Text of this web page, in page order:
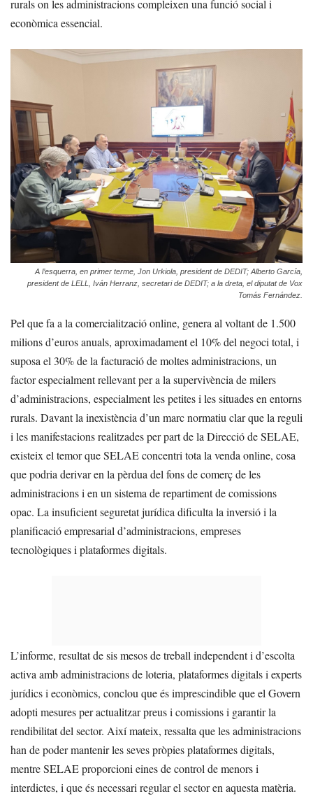
rurals on les administracions compleixen una funció social i
econòmica essencial.
A l’esquerra, en primer terme, Jon Urkiola, president de DEDIT; Alberto García,
president de LELL, Iván Herranz, secretari de DEDIT; a la dreta, el diputat de Vox
Tomás Fernández.
Pel que fa a la comercialització online, genera al voltant de 1.500
milions d’euros anuals, aproximadament el 10% del negoci total, i
suposa el 30% de la facturació de moltes administracions, un
factor especialment rellevant per a la supervivència de milers
d’administracions, especialment les petites i les situades en entorns
rurals. Davant la inexistència d’un marc normatiu clar que la reguli
i les manifestacions realitzades per part de la Direcció de SELAE,
existeix el temor que SELAE concentri tota la venda online, cosa
que podria derivar en la pèrdua del fons de comerç de les
administracions i en un sistema de repartiment de comissions
opac. La insuficient seguretat jurídica dificulta la inversió i la
planificació empresarial d’administracions, empreses
tecnològiques i plataformes digitals.
L’informe, resultat de sis mesos de treball independent i d’escolta
activa amb administracions de loteria, plataformes digitals i experts
jurídics i econòmics, conclou que és imprescindible que el Govern
adopti mesures per actualitzar preus i comissions i garantir la
rendibilitat del sector. Així mateix, ressalta que les administracions
han de poder mantenir les seves pròpies plataformes digitals,
mentre SELAE proporcioni eines de control de menors i
interdictes, i que és necessari regular el sector en aquesta matèria.